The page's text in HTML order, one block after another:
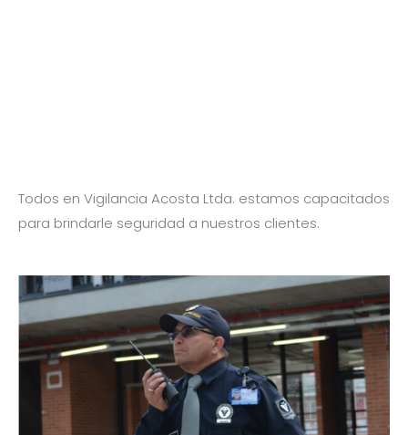
Todos en Vigilancia Acosta Ltda. estamos capacitados
para brindarle seguridad a nuestros clientes.